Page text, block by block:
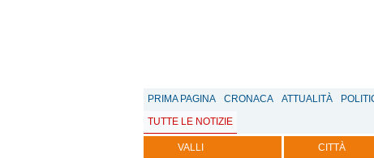
PRIMA PAGINA CRONACA ATTUALITÀ
TUTTE LE NOTIZIE
VALLI CITTÀ